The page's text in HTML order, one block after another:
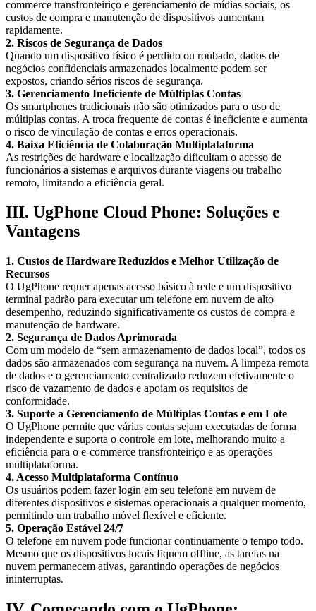
commerce transfronteiriço e gerenciamento de mídias sociais, os
custos de compra e manutenção de dispositivos aumentam
rapidamente.
2. Riscos de Segurança de Dados
Quando um dispositivo físico é perdido ou roubado, dados de
negócios confidenciais armazenados localmente podem ser
expostos, criando sérios riscos de segurança.
3. Gerenciamento Ineficiente de Múltiplas Contas
Os smartphones tradicionais não são otimizados para o uso de
múltiplas contas. A troca frequente de contas é ineficiente e aumenta
o risco de vinculação de contas e erros operacionais.
4. Baixa Eficiência de Colaboração Multiplataforma
As restrições de hardware e localização dificultam o acesso de
funcionários a sistemas e arquivos durante viagens ou trabalho
remoto, limitando a eficiência geral.
III. UgPhone Cloud Phone: Soluções e
Vantagens
1. Custos de Hardware Reduzidos e Melhor Utilização de
Recursos
O UgPhone requer apenas acesso básico à rede e um dispositivo
terminal padrão para executar um telefone em nuvem de alto
desempenho, reduzindo significativamente os custos de compra e
manutenção de hardware.
2. Segurança de Dados Aprimorada
Com um modelo de “sem armazenamento de dados local”, todos os
dados são armazenados com segurança na nuvem. A limpeza remota
de dados e o gerenciamento centralizado reduzem efetivamente o
risco de vazamento de dados e apoiam os requisitos de
conformidade.
3. Suporte a Gerenciamento de Múltiplas Contas e em Lote
O UgPhone permite que várias contas sejam executadas de forma
independente e suporta o controle em lote, melhorando muito a
eficiência para o e-commerce transfronteiriço e as operações
multiplataforma.
4. Acesso Multiplataforma Contínuo
Os usuários podem fazer login em seu telefone em nuvem de
diferentes dispositivos e sistemas operacionais a qualquer momento,
permitindo um trabalho móvel flexível e eficiente.
5. Operação Estável 24/7
O telefone em nuvem pode funcionar continuamente o tempo todo.
Mesmo que os dispositivos locais fiquem offline, as tarefas na
nuvem permanecem ativas, garantindo operações de negócios
ininterruptas.